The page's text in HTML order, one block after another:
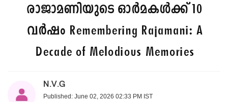
രാജാമണിയുടെ ഓർമകൾക്ക് 10
വർഷം Remembering Rajamani: A
Decade of Melodious Memories
N.V.G
Published: June 02, 2026 02:33 PM IST